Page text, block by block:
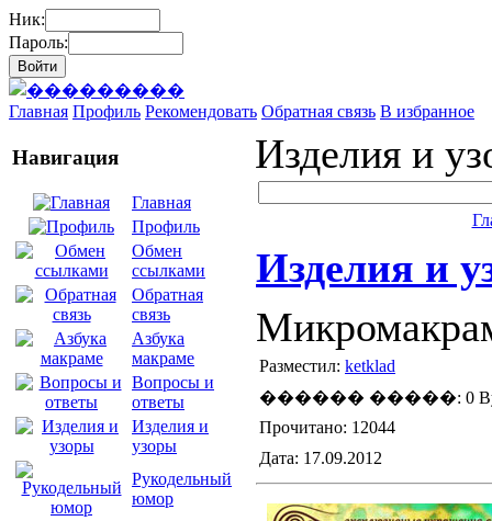
Ник:
Пароль:
Главная Профиль Рекомендовать Обратная связь В избранное
Навигация
Главная
Профиль
Обмен
ссылками
Обратная
связь
Азбука
макраме
Вопросы и
ответы
Изделия и
узоры
Рукодельный
юмор
Изделия и
Изделия и
Разместил: ketklad
������ �����: 0
Прочитано: 12044
Дата: 17.09.2012